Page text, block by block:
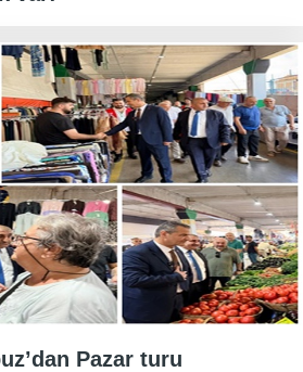
Pazar turu